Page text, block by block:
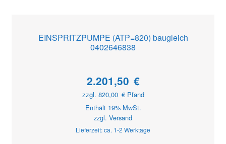
EINSPRITZPUMPE (ATP=820) baugleich
0402646838
2.201,50 €
zzgl. 820,00 €Pfand
Enthält 19% MwSt.
zzgl. Versand
Lieferzeit: ca. 1-2 Werktage